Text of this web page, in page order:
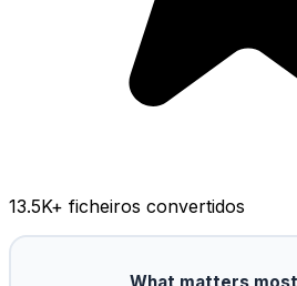
13.5K+ ficheiros convertidos